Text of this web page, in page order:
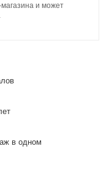
и может
в одном